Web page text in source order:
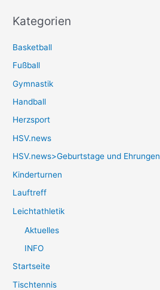
Kategorien
Basketball
Fußball
Gymnastik
Handball
Herzsport
HSV.news
HSV.news>Geburtstage und Ehrungen
Kinderturnen
Lauftreff
Leichtathletik
Aktuelles
INFO
Startseite
Tischtennis